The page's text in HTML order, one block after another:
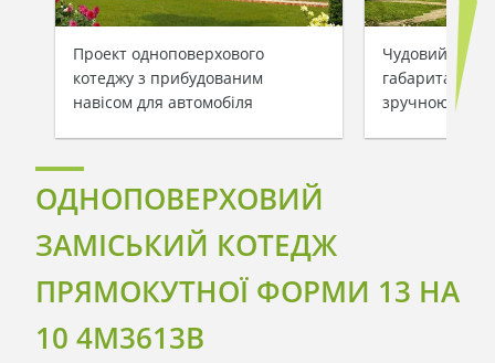
Проект одноповерхового
котеджу з прибудованим
навісом для автомобіля
Чудовий
габаритами
зручною
ОДНОПОВЕРХОВИЙ
ЗАМІСЬКИЙ КОТЕДЖ
ПРЯМОКУТНОЇ ФОРМИ 13 НА
10 4M3613B